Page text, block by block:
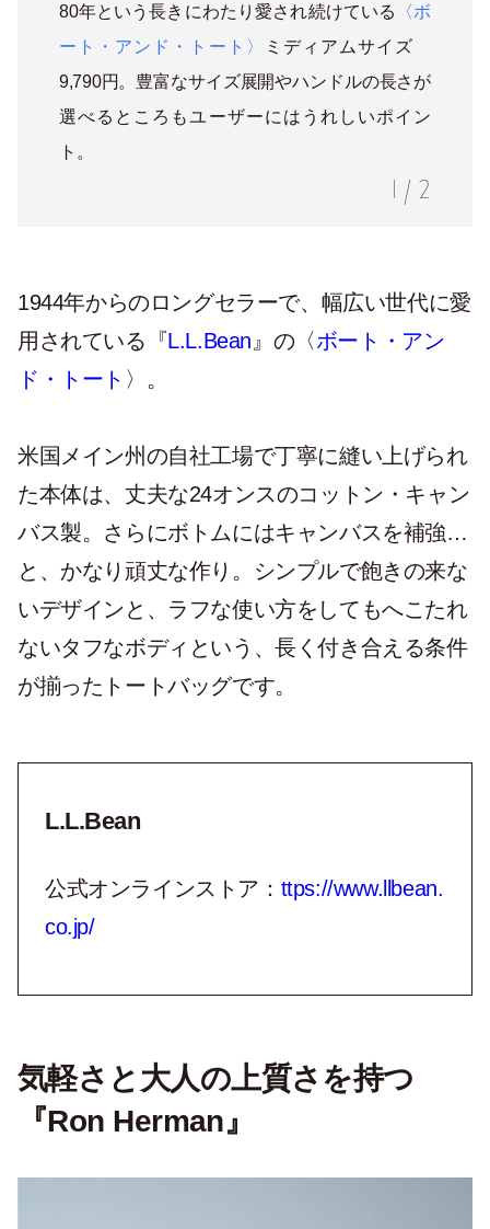
80年という長きにわたり愛され続けている
〈ボ
ート・アンド・トート〉
ミディアムサイズ
9,790円。豊富なサイズ展開やハンドルの長さが
選べるところもユーザーにはうれしいポイン
ト。
/ 2
1944年からのロングセラーで、幅広い世代に愛
用されている『L.L.Bean 』の〈ボート・アン
ド・トート 〉。
米国メイン州の自社工場で丁寧に縫い上げられ
た本体は、丈夫な24オンスのコットン・キャン
バス製。さらにボトムにはキャンバスを補強…
と、かなり頑丈な作り。シンプルで飽きの来な
いデザインと、ラフな使い方をしてもへこたれ
ないタフなボディという、長く付き合える条件
が揃ったトートバッグです。
L.L.Bean
公式オンラインストア： ttps://www.llbean.
co.jp/
気軽さと大人の上質さを持つ
『Ron Herman』